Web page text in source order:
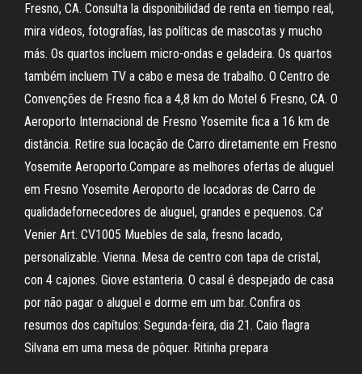
Fresno, CA. Consulta la disponibilidad de renta en tiempo real,
mira videos, fotografías, las políticas de mascotas y mucho
más. Os quartos incluem micro-ondas e geladeira. Os quartos
também incluem TV a cabo e mesa de trabalho. O Centro de
Convenções de Fresno fica a 4,8 km do Motel 6 Fresno, CA. O
Aeroporto Internacional de Fresno Yosemite fica a 16 km de
distância. Retire sua locação de Carro diretamente em Fresno
Yosemite Aeroporto.Compare as melhores ofertas de aluguel
em Fresno Yosemite Aeroporto de locadoras de Carro de
qualidadefornecedores de aluguel, grandes e pequenos. Ca'
Venier Art. CV1005 Muebles de sala, fresno lacado,
personalizable. Vienna. Mesa de centro con tapa de cristal,
con 4 cajones. Giove estanteria. O casal é despejado de casa
por não pagar o aluguel e dorme em um bar. Confira os
resumos dos capítulos: Segunda-feira, dia 21. Caio flagra
Silvana em uma mesa de pôquer. Ritinha prepara